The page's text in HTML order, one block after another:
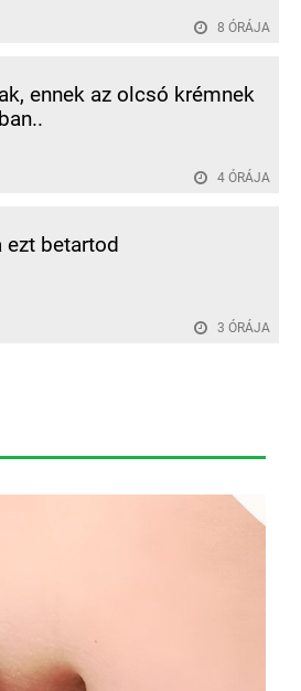
8 ÓRÁJA
ennek az olcsó krémnek
4 ÓRÁJA
ezt betartod
3 ÓRÁJA